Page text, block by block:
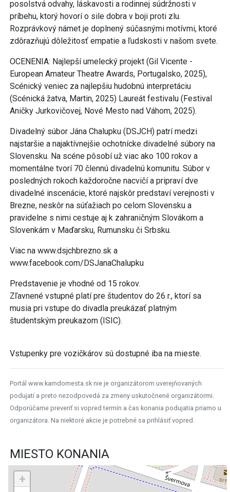
posolstvá odvahy, láskavosti a rodinnej súdržnosti v
príbehu, ktorý hovorí o sile dobra v boji proti zlu.
Rozprávkový námet je doplnený súčasnými motívmi, ktoré
zdôrazňujú dôležitosť empatie a ľudskosti v našom svete.
OCENENIA: Najlepší umelecký projekt (Gil Vicente -
European Amateur Theatre Awards, Portugalsko, 2025),
Scénický veniec za najlepšiu hudobnú interpretáciu
(Scénická žatva, Martin, 2025) Laureát festivalu (Festival
Aničky Jurkovičovej, Nové Mesto nad Váhom, 2025).
Divadelný súbor Jána Chalupku (DSJCH) patrí medzi
najstaršie a najaktívnejšie ochotnícke divadelné súbory na
Slovensku. Na scéne pôsobí už viac ako 100 rokov a
momentálne tvorí 70 člennú divadelnú komunitu. Súbor v
posledných rokoch každoročne nacvičí a pripraví dve
divadelné inscenácie, ktoré najskôr predstaví verejnosti v
Brezne, neskôr na súťažiach po celom Slovensku a
pravidelne s nimi cestuje aj k zahraničným Slovákom a
Slovenkám v Maďarsku, Rumunsku či Srbsku.
Viac na www.dsjchbrezno.sk a
www.facebook.com/DSJanaChalupku
Predstavenie je vhodné od 15 rokov.
Zľavnené vstupné platí pre študentov do 26 r., ktorí sa
musia pri vstupe do divadla preukázať platným
študentským preukazom (ISIC).
Vstupenky pre vozičkárov sú dostupné iba na mieste.
Portál www.kamdomesta.sk nie je organizátorom uverejňovaných
podujatí a preto nezodpovedá za zmeny uskutočnené organizátormi.
Odporúčame preveriť si vopred termín a čas konania podujatia priamo u
organizátora. Na niektoré akcie je potrebné sa prihlásiť vopred.
MIESTO KONANIA
+